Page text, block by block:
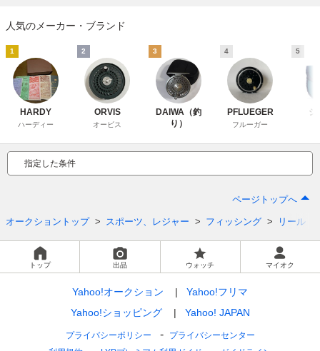
人気のメーカー・ブランド
1
HARDY
ハーディー
2
ORVIS
オービス
3
DAIWA（釣
り）
4
PFLUEGER
フルーガー
5
シ
指定した条件
ページトップへ
オークショントップ スポーツ、レジャー フィッシング リール
トップ 出品 ウォッチ マイオク
Yahoo!オークション
Yahoo!フリマ
Yahoo!ショッピング
Yahoo! JAPAN
プライバシーポリシー
プライバシーセンター